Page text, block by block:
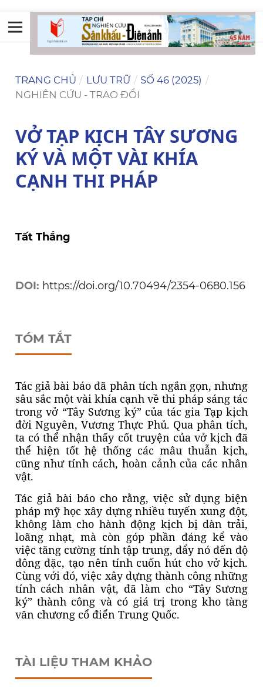
TRANG CHỦ / LƯU TRỮ / SỐ 46 (2025) /
NGHIÊN CỨU - TRAO ĐỔI
VỞ TẠP KỊCH TÂY SƯƠNG
KÝ VÀ MỘT VÀI KHÍA
CẠNH THI PHÁP
Tất Thắng
DOI: https://doi.org/10.70494/2354-0680.156
TÓM TẮT
Tác giả bài báo đã phân tích ngắn gọn, nhưng
sâu sắc một vài khía cạnh về thi pháp sáng tác
trong vở “Tây Sương ký” của tác gia Tạp kịch
đời Nguyên, Vương Thực Phủ. Qua phân tích,
ta có thể nhận thấy cốt truyện của vở kịch đã
thể hiện tốt hệ thống các mâu thuẫn kịch,
cũng như tính cách, hoàn cảnh của các nhân
vật.
Tác giả bài báo cho rằng, việc sử dụng biện
pháp mỹ học xây dựng nhiều tuyến xung đột,
không làm cho hành động kịch bị dàn trải,
loãng nhạt, mà còn góp phần đáng kể vào
việc tăng cường tính tập trung, đẩy nó đến độ
đông đặc, tạo nên tính cuốn hút cho vở kịch.
Cùng với đó, việc xây dựng thành công những
tính cách nhân vật, đã làm cho “Tây Sương
ký” thành công và có giá trị trong kho tàng
văn chương cổ điển Trung Quốc.
TÀI LIỆU THAM KHẢO